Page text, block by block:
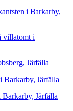
i Barkarby,
villatomt i
Järfälla
Barkarby, Järfälla
Järfälla